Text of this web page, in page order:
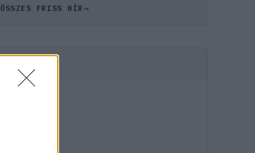
ÖSSZES FRISS HÍR→